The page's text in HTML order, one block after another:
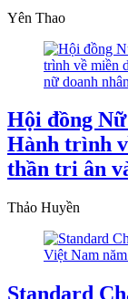
Yên Thao
Hội đồng
Hành trình
thần tri ân
Thảo Huyền
Standard